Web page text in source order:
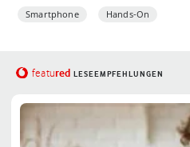
Smartphone Hands-On
featured LESEEMPFEHLUNGEN